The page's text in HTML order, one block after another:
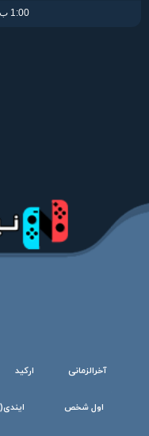
1:00 ب.ظ
آخرالزمانی ارکید
اول شخص